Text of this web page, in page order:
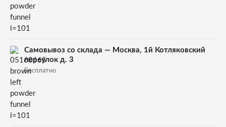
Самовывоз со склада — Москва, 1й Котляковский
переулок д. 3
Бесплатно